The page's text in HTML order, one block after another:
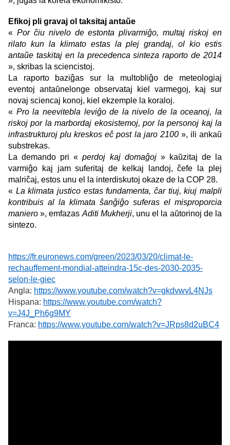
Efikoj pli gravaj ol taksitaj antaŭe
« Por ĉiu nivelo de estonta plivarmiĝo, multaj riskoj en
rilato kun la klimato estas la plej grandaj, ol kio estis
antaŭe taskitaj en la precedenca sinteza raporto de 2014
», skribas la sciencistoj.
La raporto baziĝas sur la multobliĝo de meteologiaj
eventoj antaŭnelonge observataj kiel varmegoj, kaj sur
novaj sciencaj konoj, kiel ekzemple la koraloj.
« Pro la neevitebla leviĝo de la nivelo de la oceanoj, la
riskoj por la marbordaj ekosistemoj, por la personoj kaj la
infrastrukturoj plu kreskos eĉ post la jaro 2100», ili ankaŭ
substrekas.
La demando pri «perdoj kaj domaĝoj» kaŭzitaj de la
varmiĝo kaj jam suferitaj de kelkaj landoj, ĉefe la plej
malriĉaj, estos unu el la interdiskutoj okaze de la COP 28.
« La klimata justico estas fundamenta, ĉar tiuj, kiuj malpli
kontribuis al la klimata ŝanĝiĝo suferas el misproporcia
maniero », emfazas Aditi Mukherji, unu el la aŭtorinoj de la
sintezo.
https://fr.euronews.com/green/2023/03/20/climat-le-
rechauffement-mondial-atteindra-15c-des-2030-2035-
selon-le-giec
Angla: https://www.youtube.com/watch?v=gkdvwvL4NJs
Hispana: https://www.youtube.com/watch?
v=J4J_Ph6g9MY
Franca: https://www.youtube.com/watch?v=JRps8d2uBC4